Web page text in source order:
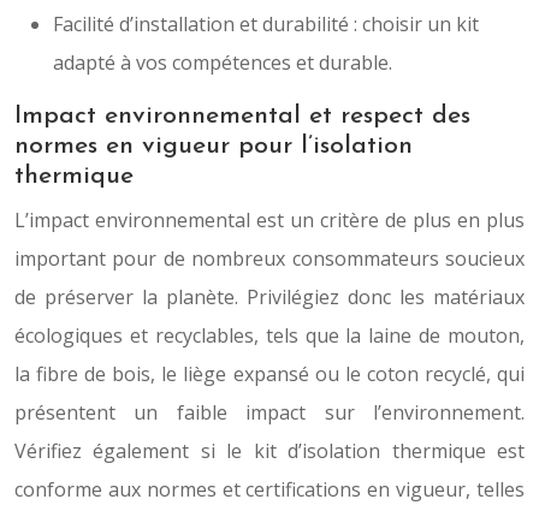
Facilité d’installation et durabilité : choisir un kit
adapté à vos compétences et durable.
Impact environnemental et respect des
normes en vigueur pour l’isolation
thermique
L’impact environnemental est un critère de plus en plus
important pour de nombreux consommateurs soucieux
de préserver la planète. Privilégiez donc les matériaux
écologiques et recyclables, tels que la laine de mouton,
la fibre de bois, le liège expansé ou le coton recyclé, qui
présentent un faible impact sur l’environnement.
Vérifiez également si le kit d’isolation thermique est
conforme aux normes et certifications en vigueur, telles